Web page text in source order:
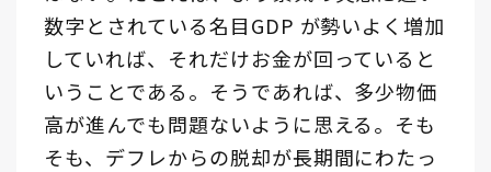
数字とされている名目GDP が勢いよく増加
していれば、それだけお金が回っていると
いうことである。そうであれば、多少物価
高が進んでも問題ないように思える。そも
そも、デフレからの脱却が長期間にわたっ